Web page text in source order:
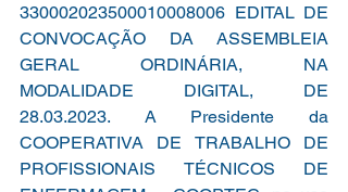
330002023500010008006 EDITAL DE
CONVOCAÇÃO DA ASSEMBLEIA
GERAL ORDINÁRIA, NA
MODALIDADE DIGITAL, DE
28.03.2023. A Presidente da
COOPERATIVA DE TRABALHO DE
PROFISSIONAIS TÉCNICOS DE